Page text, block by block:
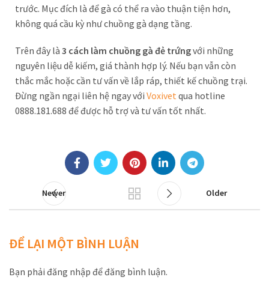
trước. Mục đích là để gà có thể ra vào thuận tiện hơn,
không quá cầu kỳ như chuồng gà dạng tầng.
Trên đây là 3 cách làm chuồng gà đẻ trứngvới những
nguyên liệu dễ kiếm, giá thành hợp lý. Nếu bạn vẫn còn
thắc mắc hoặc cần tư vấn về lắp ráp, thiết kế chuồng trại.
Đừng ngần ngại liên hệ ngay với Voxivetqua hotline
0888.181.688 để được hỗ trợ và tư vấn tốt nhất.
Newer Older
ĐỂ LẠI MỘT BÌNH LUẬN
Bạn phải đăng nhập để đăng bình luận.